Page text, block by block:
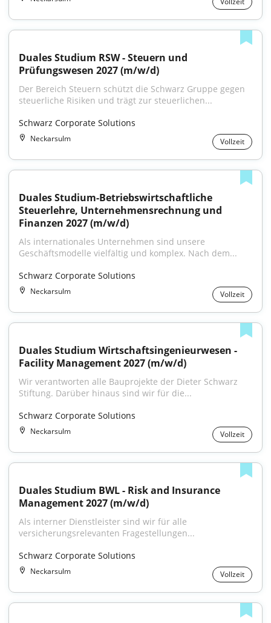
Duales Studium RSW - Steuern und
Prüfungswesen 2027 (m/w/d)
Der Bereich Steuern schützt die Schwarz Gruppe gegen
steuerliche Risiken und trägt zur steuerlichen...
Schwarz Corporate Solutions
Neckarsulm Vollzeit
Duales Studium-Betriebswirtschaftliche
Steuerlehre, Unternehmensrechnung und
Finanzen 2027 (m/w/d)
Als internationales Unternehmen sind unsere
Geschäftsmodelle vielfältig und komplex. Nach dem...
Schwarz Corporate Solutions
Neckarsulm Vollzeit
Duales Studium Wirtschaftsingenieurwesen -
Facility Management 2027 (m/w/d)
Wir verantworten alle Bauprojekte der Dieter Schwarz
Stiftung. Darüber hinaus sind wir für die...
Schwarz Corporate Solutions
Neckarsulm Vollzeit
Duales Studium BWL - Risk and Insurance
Management 2027 (m/w/d)
Als interner Dienstleister sind wir für alle
versicherungsrelevanten Fragestellungen...
Schwarz Corporate Solutions
Neckarsulm Vollzeit